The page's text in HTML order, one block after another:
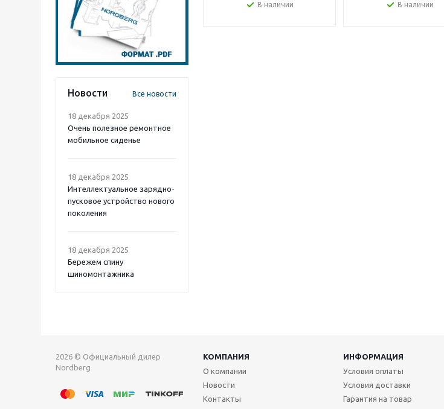
Новости Все новости
18 декабря 2025
Очень полезное ремонтное
мобильное сиденье
18 декабря 2025
Интеллектуальное зарядно-
пусковое устройство нового
поколения
18 декабря 2025
Бережем спину
шиномонтажника
В наличии В наличии
2026 © Официальный дилер
Nordberg
КОМПАНИЯ ИНФОРМАЦИЯ
О компании
Новости
Контакты
Условия оплаты
Условия доставки
Гарантия на товар